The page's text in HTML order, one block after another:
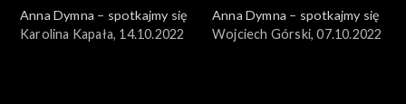
Anna Dymna – spotkajmy się
Karolina Kapała, 14.10.2022
Anna Dymna – spotkajmy się
Wojciech Górski, 07.10.2022